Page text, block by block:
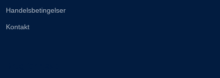
Handelsbetingelser
Kontakt